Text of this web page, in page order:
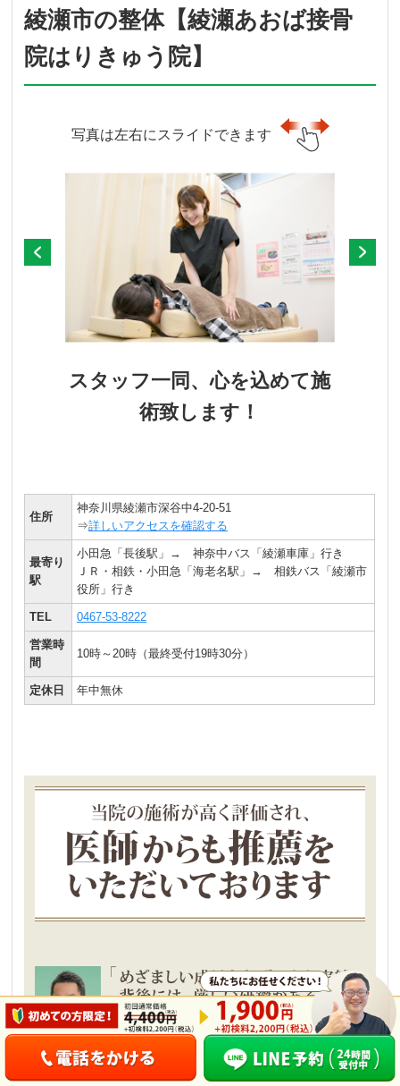
綾瀬市の整体【綾瀬あおば接骨
院はりきゅう院】
写真は左右にスライドできます
スタッフ一同、心を込めて施
術致します！
住所
神奈川県綾瀬市深谷中4-20-51
⇒詳しいアクセスを確認する
最寄り
駅
小田急「長後駅」→ 神奈中バス「綾瀬車庫」行き
ＪＲ・相鉄・小田急「海老名駅」→ 相鉄バス「綾瀬市
役所」行き
TEL 0467-53-8222
営業時
間
10時～20時（最終受付19時30分）
定休日 年中無休